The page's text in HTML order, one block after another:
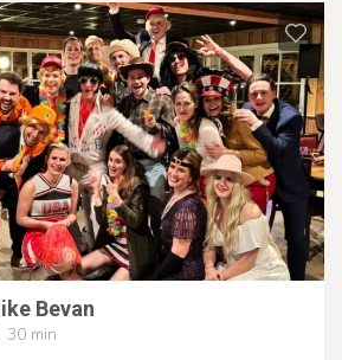
Bevan
30 min